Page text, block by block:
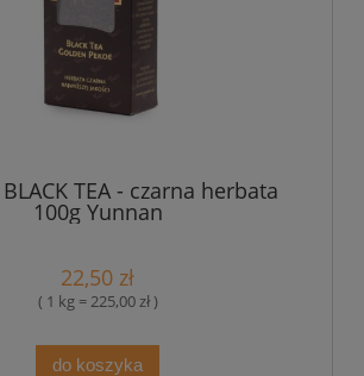
TEA - czarna herbata
100g Yunnan
22,50 zł
( 1 kg = 225,00 zł )
do koszyka